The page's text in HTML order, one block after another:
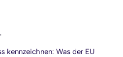
kennzeichnen: Was der EU